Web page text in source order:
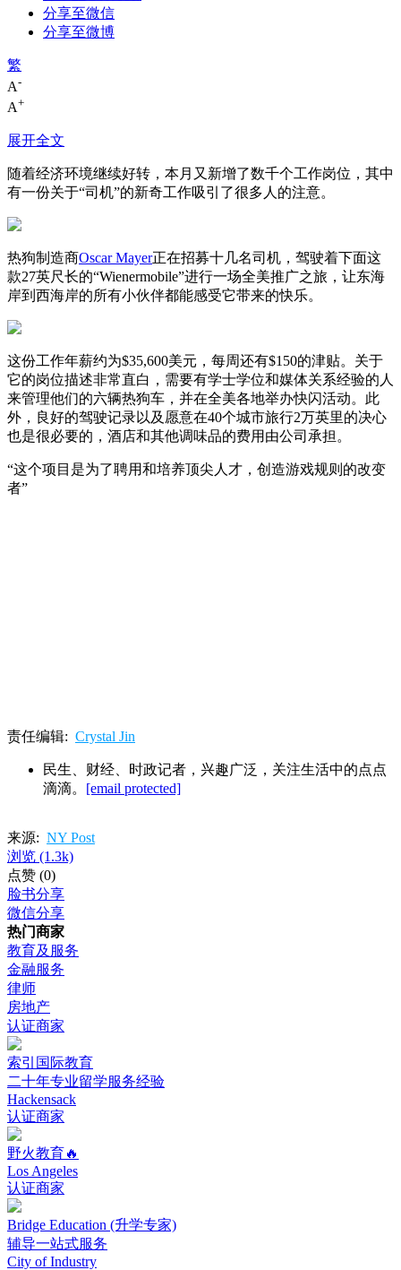
分享至微信
分享至微博
繁
A-
A+
展开全文
随着经济环境继续好转，本月又新增了数千个工作岗位，其中
有一份关于“司机”的新奇工作吸引了很多人的注意。
热狗制造商Oscar Mayer正在招募十几名司机，驾驶着下面这
款27英尺长的“Wienermobile”进行一场全美推广之旅，让东海
岸到西海岸的所有小伙伴都能感受它带来的快乐。
这份工作年薪约为$35,600美元，每周还有$150的津贴。关于
它的岗位描述非常直白，需要有学士学位和媒体关系经验的人
来管理他们的六辆热狗车，并在全美各地举办快闪活动。此
外，良好的驾驶记录以及愿意在40个城市旅行2万英里的决心
也是很必要的，酒店和其他调味品的费用由公司承担。
“这个项目是为了聘用和培养顶尖人才，创造游戏规则的改变
者”
责任编辑: Crystal Jin
民生、财经、时政记者，兴趣广泛，关注生活中的点点
滴滴。 [email protected]
来源: NY Post
浏览 (1.3k)
点赞 (0)
脸书分享
微信分享
热门商家
教育及服务
金融服务
律师
房地产
认证商家
索引国际教育
二十年专业留学服务经验
Hackensack
认证商家
野火教育🔥
Los Angeles
认证商家
Bridge Education (升学专家)
辅导一站式服务
City of Industry